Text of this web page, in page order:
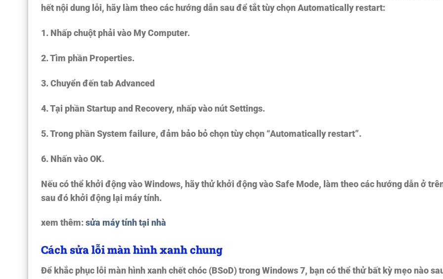
hết nội dung lỗi, hãy làm theo các hướng dẫn sau để tắt tùy chọnAutomatically restart:
1. Nhấp chuột phải vào My Computer.
2. Tìm phần Properties.
3. Chuyển đến tabAdvanced
4. Tại phầnStartup and Recovery, nhấp vào nútSettings.
5. Trong phầnSystem failure, đảm bảo bỏ chọn tùy chọn “Automatically restart”.
6. Nhấn vàoOK.
Nếu có thể khởi động vào Windows, hãy thử khởi động vào Safe Mode, làm theo các hướng dẫn ở
sau đó khởi động lại máy tính.
xem thêm:sửa máy tính tại nhà
Cách sửa lỗi màn hình xanh chung
Để khắc phục lỗi màn hình xanh chết chóc (BSoD) trong Windows 7, bạn có thể thử bất kỳ mẹo nào